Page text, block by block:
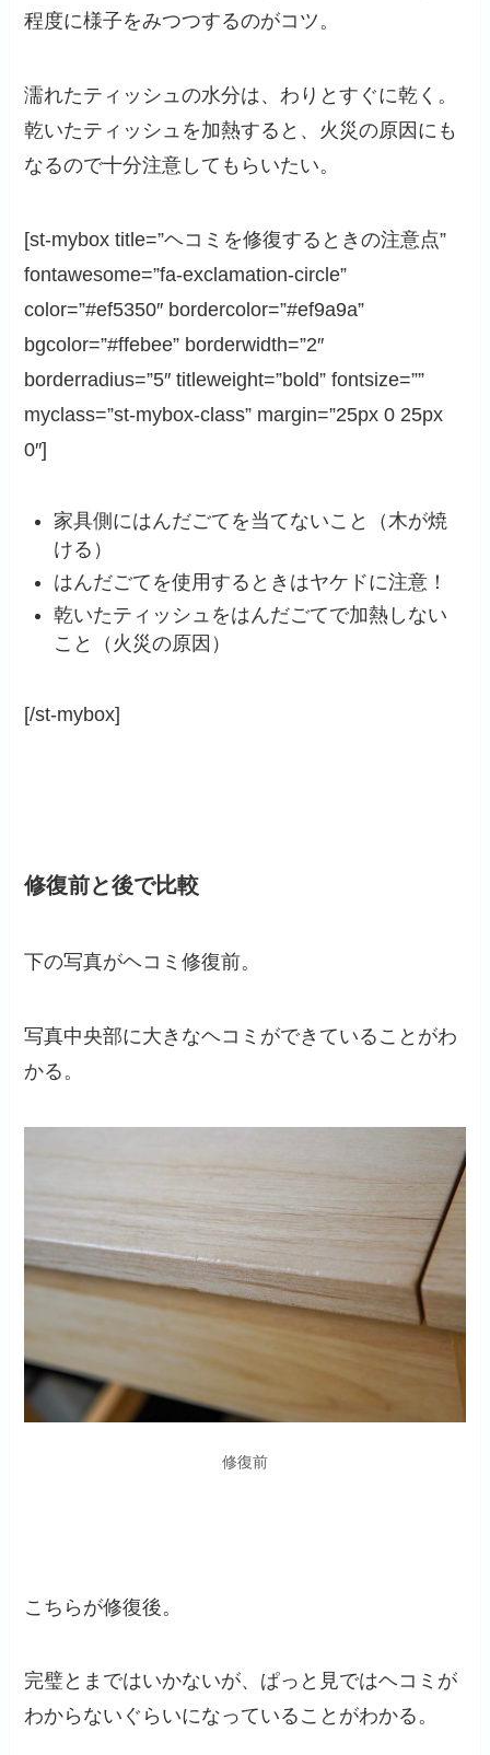
程度に様子をみつつするのがコツ。
濡れたティッシュの水分は、わりとすぐに乾く。
乾いたティッシュを加熱すると、火災の原因にも
なるので十分注意してもらいたい。
[st-mybox title=”ヘコミを修復するときの注意点”
fontawesome=”fa-exclamation-circle”
color=”#ef5350″ bordercolor=”#ef9a9a”
bgcolor=”#ffebee” borderwidth=”2″
borderradius=”5″ titleweight=”bold” fontsize=””
myclass=”st-mybox-class” margin=”25px 0 25px
0″]
家具側にはんだごてを当てないこと（木が焼
ける）
はんだごてを使用するときはヤケドに注意！
乾いたティッシュをはんだごてで加熱しない
こと（火災の原因）
[/st-mybox]
修復前と後で比較
下の写真がヘコミ修復前。
写真中央部に大きなヘコミができていることがわ
かる。
修復前
こちらが修復後。
完璧とまではいかないが、ぱっと見ではヘコミが
わからないぐらいになっていることがわかる。